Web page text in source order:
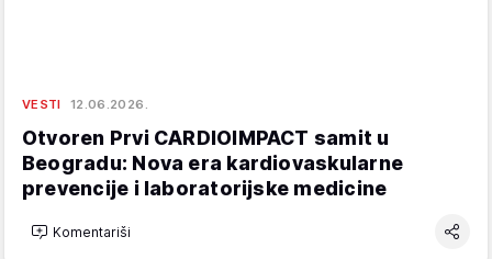
VESTI 12.06.2026.
Otvoren Prvi CARDIOIMPACT samit u
Beogradu: Nova era kardiovaskularne
prevencije i laboratorijske medicine
Komentariši